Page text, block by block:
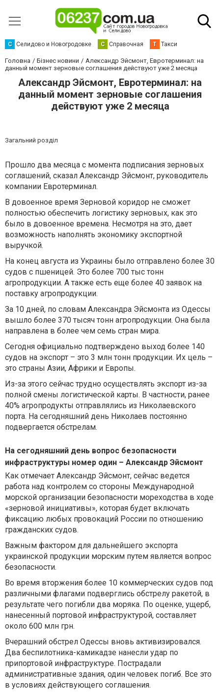
С Селидово и Новогродовке С Справочная Т Такси
Головна Бізнес новини
Александр Эйсмонт, Евротерминал: на
данный момент зерновые соглашения действуют уже 2 месяца
Александр Эйсмонт, Евротерминал: на
данный момент зерновые соглашения
действуют уже 2 месяца
Загальний розділ
Прошло два месяца с момента подписания зерновых
соглашений, сказал Александр Эйсмонт, руководитель
компании Евротерминал.
В довоенное время Зерновой коридор не сможет
полностью обеспечить логистику зерновых, как это
было в довоенное времена. Несмотря на это, дает
возможность наполнять экономику экспортной
выручкой.
На конец августа из Украины было отправлено более 30
судов с пшеницей. Это более 700 тыс тонн
агропродукции. А также есть еще более 40 заявок на
поставку агропродукции.
За 10 дней, по словам Александра Эйсмонта из Одессы
вышло более 370 тысяч тонн агропродукции. Она была
направлена в более чем семь стран мира.
Сегодня официально подтверждено выход более 140
судов на экспорт – это 3 млн тонн продукции. Их цель –
это страны Азии, Африки и Европы.
Из-за этого сейчас трудно осуществлять экспорт из-за
полной смены логистической карты. В частности, ранее
40% агропродукты отправлялись из Николаевского
порта. На сегодняшний день Николаев постоянно
подвергается обстрелам.
На сегодняшний день вопрос безопасности
инфраструктуры номер один – Александр Эйсмонт
Как отмечает Александр Эйсмонт, сейчас ведется
работа над контролем со стороны Международной
морской организации безопасности мореходства в ходе
«зерновой инициативы», которая будет включать
фиксацию любых провокаций России по отношению
гражданских судов.
Важным фактором для дальнейшего экспорта
украинской продукции морским путем является вопрос
безопасности.
Во время вторжения более 10 коммерческих судов под
различными флагами подверглись обстрелу ракетой, в
результате чего погибли два моряка. По оценке, ущерб,
нанесенный портовой инфраструктурой, составляет
около 600 млн грн.
Вчерашний обстрел Одессы вновь активизировался.
Два беспилотника-камикадзе нанесли удар по
припортовой инфраструктуре. Пострадали
административные здания, один человек погиб. Все это
в условиях действующего соглашения.